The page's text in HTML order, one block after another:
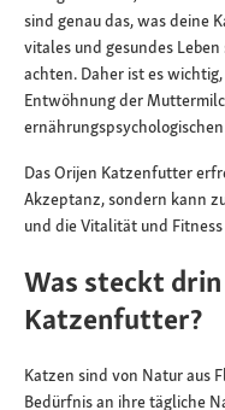
sind genau das, was deine
vitales und gesundes
achten. Daher ist es
Entwöhnung der
Das Orijen Katzenfutter
Akzeptanz, sondern kann
und die Vitalität und
Was steckt
Katzenfutter?
Katzen sind von Natur aus
Bedürfnis an ihre tägliche